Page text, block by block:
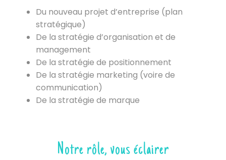
Du nouveau projet d’entreprise (plan
stratégique)
De la stratégie d’organisation et de
management
De la stratégie de positionnement
De la stratégie marketing (voire de
communication)
De la stratégie de marque
Notre rôle, vous éclairer